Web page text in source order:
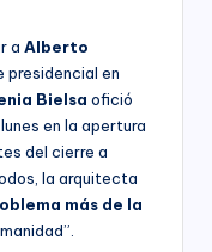
a Alberto
presidencial en
Bielsa ofició
en la apertura
del cierre a
la arquitecta
más de la